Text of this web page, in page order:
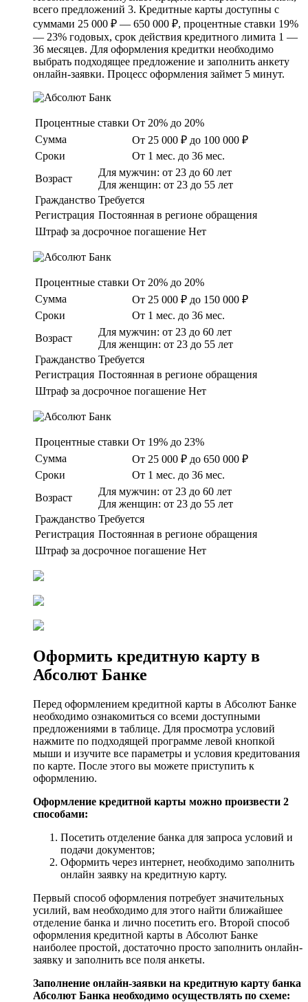
всего предложений 3. Кредитные карты доступны с
суммами 25 000 ₽ — 650 000 ₽, процентные ставки 19%
— 23% годовых, срок действия кредитного лимита 1 —
36 месяцев. Для оформления кредитки необходимо
выбрать подходящее предложение и заполнить анкету
онлайн-заявки. Процесс оформления займет 5 минут.
Процентные ставки От 20% до 20%
Сумма
От 25 000 ₽ до 100 000 ₽
Сроки
От 1 мес. до 36 мес.
Возраст
Для мужчин: от 23 до 60 лет
Для женщин: от 23 до 55 лет
Гражданство Требуется
Регистрация Постоянная в регионе обращения
Штраф за досрочное погашение Нет
Процентные ставки От 20% до 20%
Сумма
От 25 000 ₽ до 150 000 ₽
Сроки
От 1 мес. до 36 мес.
Возраст
Для мужчин: от 23 до 60 лет
Для женщин: от 23 до 55 лет
Гражданство Требуется
Регистрация Постоянная в регионе обращения
Штраф за досрочное погашение Нет
Процентные ставки От 19% до 23%
Сумма
От 25 000 ₽ до 650 000 ₽
Сроки
От 1 мес. до 36 мес.
Возраст
Для мужчин: от 23 до 60 лет
Для женщин: от 23 до 55 лет
Гражданство Требуется
Регистрация Постоянная в регионе обращения
Штраф за досрочное погашение Нет
Оформить кредитную карту в
Абсолют Банке
Перед оформлением кредитной карты в Абсолют Банке
необходимо ознакомиться со всеми доступными
предложениями в таблице. Для просмотра условий
нажмите по подходящей программе левой кнопкой
мыши и изучите все параметры и условия кредитования
по карте. После этого вы можете приступить к
оформлению.
Оформление кредитной карты можно произвести 2
способами:
Посетить отделение банка для запроса условий и
подачи документов;
Оформить через интернет, необходимо заполнить
онлайн заявку на кредитную карту.
Первый способ оформления потребует значительных
усилий, вам необходимо для этого найти ближайшее
отделение банка и лично посетить его. Второй способ
оформления кредитной карты в Абсолют Банке
наиболее простой, достаточно просто заполнить онлайн-
заявку и заполнить все поля анкеты.
Заполнение онлайн-заявки на кредитную карту банка
Абсолют Банка необходимо осуществлять по схеме: